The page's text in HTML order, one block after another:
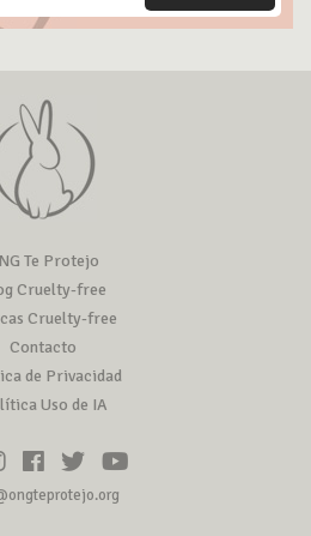
Te Protejo
Cruelty-free
Cruelty-free
Contacto
de Privacidad
Uso de IA